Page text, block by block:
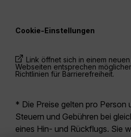
Cookie-Einstellungen
Link öffnet sich in einem
Webseiten entsprechen
Richtlinien für Barrierefreiheit.
* Die Preise gelten pro Person
Steuern und Gebühren bei
eines Hin- und Rückflugs. Sie